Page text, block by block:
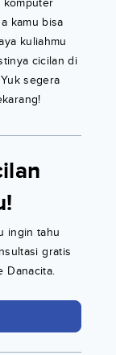
kamu bisa
kuliahmu
cicilan di
segera
ingin tahu
gratis
Danacita.